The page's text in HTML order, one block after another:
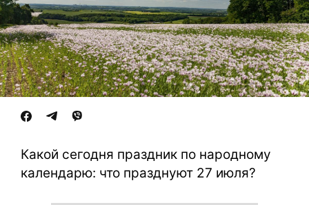
Какой сегодня праздник по народному
календарю: что празднуют 27 июля?